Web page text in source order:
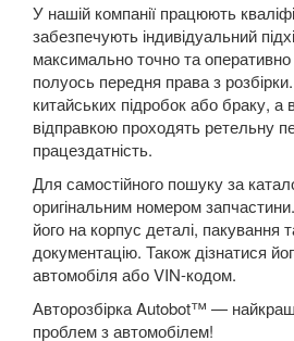
5 Series G30/G31
5 Series G60/G61/G68
5 Series G60/G61 mHEV
5 Series i5 (G60E/G61E/G68E)
M5 F90
6 Series E63
M6 E63/E64
У нашій компанії працюють
забезпечують індивідуальний
максимально точно та оперативно
полуось передня права з
китайських підробок або браку, а
відправкою проходять ретельну
працездатність.
Для самостійного пошуку за
оригінальним номером
його на корпус деталі, пакування
документацію. Також дізнатися
автомобіля або VIN-кодом.
Авторозбірка Autobot™ —
проблем з автомобілем!